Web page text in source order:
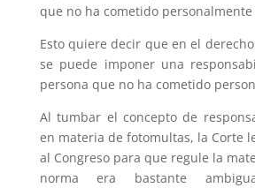
que no ha cometido
Esto quiere decir que en el
se puede imponer una
persona que no ha cometido
Al tumbar el concepto de
en materia de fotomultas, la Corte
al Congreso para que regule la
norma era bastante